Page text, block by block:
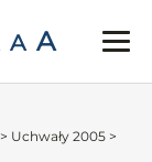
A A
> Uchwały 2005 >